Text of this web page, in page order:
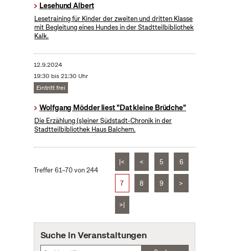
Lesehund Albert
Lesetraining für Kinder der zweiten und dritten Klasse
mit Begleitung eines Hundes in der Stadtteilbibliothek
Kalk.
12.9.2024
19:30 bis 21:30 Uhr
Eintritt frei
Wolfgang Mödder liest "Dat kleine Brüdche"
Die Erzählung (s)einer Südstadt-Chronik in der
Stadtteilbibliothek Haus Balchem.
Treffer 61–70 von 244
|< < 5 6
7 8 9 >
>|
Suche in Veranstaltungen